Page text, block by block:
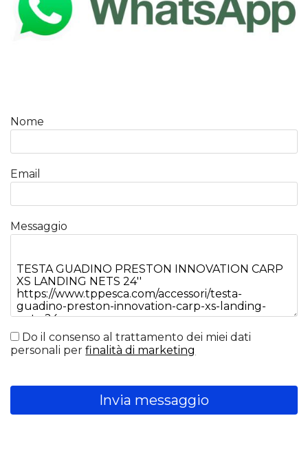
Nome
Email
Messaggio
Do il consenso al trattamento dei miei dati
personali perfinalità di marketing
Invia messaggio